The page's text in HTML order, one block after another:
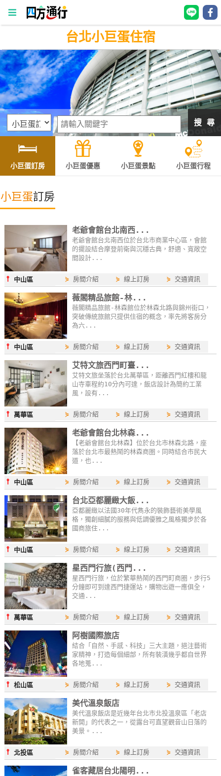
四
方
通
行
訂
房
灣
訂
房
HOT
民
宿
全
球
租
車
網
紅
帶
你
玩
玩
樂
地
圖
顧
客
服
務
顧
客
滿
意
訂
單
管
理
會
員
帳
戶
台北小巨蛋住宿
搜 尋
小巨蛋訂房 小巨蛋優惠 小巨蛋景點 小巨蛋行程
小巨蛋訂房
老爺會館台北南西...
老爺會館台北南西位於台北市商業中心區，會館
的擺設結合摩登前衛與沉穩古典，舒適、寬敞空
間設計...
⫯ 中山區 ⋟ 房間介紹 ⋟線上訂房 ⋟ 交通資訊
薇閣精品旅館-林...
薇閣精品旅館-林森館位於林森北路與錦州街口，
突破傳統旅館只提供住宿的概念，率先將客房分
為六...
⫯ 中山區 ⋟ 房間介紹 ⋟線上訂房 ⋟ 交通資訊
艾特文旅西門町臺...
艾特文旅坐落於台北萬華區，距離西門紅樓和龍
山寺車程約10分內可達，飯店設計為簡約工業
風，設有...
⫯萬華區 ⋟ 房間介紹 ⋟線上訂房 ⋟ 交通資訊
老爺會館台北林森...
【老爺會館台北林森】位於台北市林森北路，座
落於台北市最熱鬧的林森商圏。同時結合市民大
道，也...
⫯ 中山區 ⋟ 房間介紹 ⋟線上訂房 ⋟ 交通資訊
台北亞都麗緻大飯...
亞都麗緻以法國30年代雋永的裝飾藝術美學風
格，獨創細膩的服務與低調優雅之風格獨步於各
國商旅住...
⫯ 中山區 ⋟ 房間介紹 ⋟線上訂房 ⋟ 交通資訊
星西門行旅(西門...
星西門行旅，位於繁華熱鬧的西門町商圈，步行5
分鐘即可到達西門捷運站，購物出遊一應俱全，
交通...
⫯萬華區 ⋟ 房間介紹 ⋟線上訂房 ⋟ 交通資訊
阿樹國際旅店
結合「自然、手感、科技」三大主題，挹注藝術
家精神，打造每個細部，所有裝潢幾乎都自世界
各地蒐...
⫯松山區 ⋟ 房間介紹 ⋟線上訂房 ⋟ 交通資訊
美代溫泉飯店
美代溫泉飯店是近幾年台北市北投溫泉區「老店
新開」的代表之一，從露台可直望觀音山日落的
美景。...
⫯北投區 ⋟ 房間介紹 ⋟線上訂房 ⋟ 交通資訊
雀客藏居台北陽明...